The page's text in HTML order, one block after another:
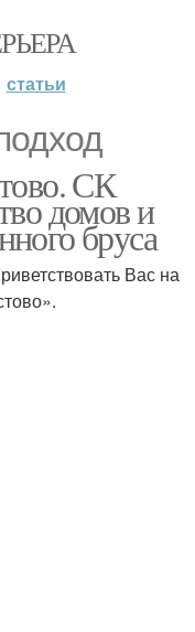
статьи
СК
домов и
бруса
Вас на